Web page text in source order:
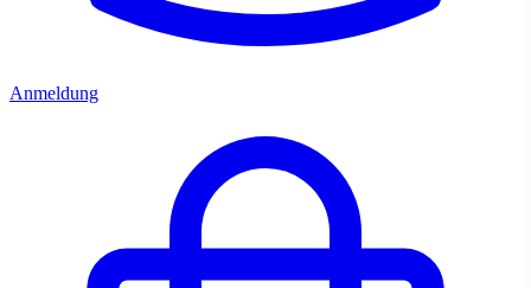
Anmeldung